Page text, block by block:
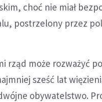
choć nie miał
postrzelony przez
rząd może rozważyć
sześć lat
obywatelstwo.